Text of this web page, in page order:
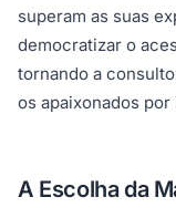
superam as suas
democratizar o
tornando a
os apaixonados
A Escolha da